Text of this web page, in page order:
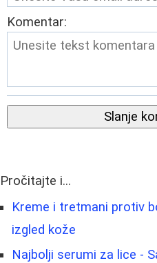
Komentar:
Slanje
Pročitajte i...
Kreme i tretmani protiv
izgled kože
Najbolji serumi za lice -